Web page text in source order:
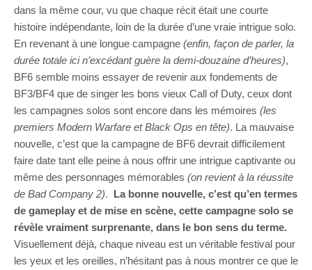
dans la même cour, vu que chaque récit était une courte
histoire indépendante, loin de la durée d’une vraie intrigue solo.
En revenant à une longue campagne (enfin, façon de parler, la
durée totale ici n’excédant guère la demi-douzaine d’heures),
BF6 semble moins essayer de revenir aux fondements de
BF3/BF4 que de singer les bons vieux Call of Duty, ceux dont
les campagnes solos sont encore dans les mémoires (les
premiers Modern Warfare et Black Ops en tête). La mauvaise
nouvelle, c’est que la campagne de BF6 devrait difficilement
faire date tant elle peine à nous offrir une intrigue captivante ou
même des personnages mémorables (on revient à la réussite
de Bad Company 2). La bonne nouvelle, c’est qu’en termes
de gameplay et de mise en scène, cette campagne solo se
révèle vraiment surprenante, dans le bon sens du terme.
Visuellement déjà, chaque niveau est un véritable festival pour
les yeux et les oreilles, n’hésitant pas à nous montrer ce que le